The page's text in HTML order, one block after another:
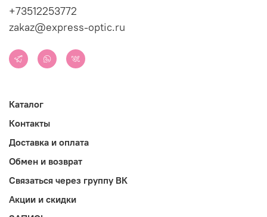
+73512253772
zakaz@express-optic.ru
Каталог
Контакты
Доставка и оплата
Обмен и возврат
Связаться через группу ВК
Акции и скидки